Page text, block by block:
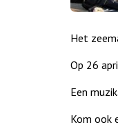
Het
Op 26
Een
Kom ook